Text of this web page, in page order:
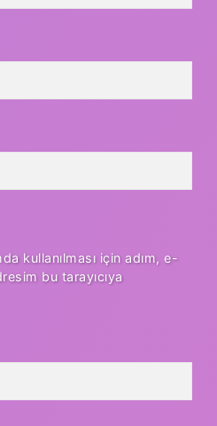
kullanılması için adım, e-
bu tarayıcıya